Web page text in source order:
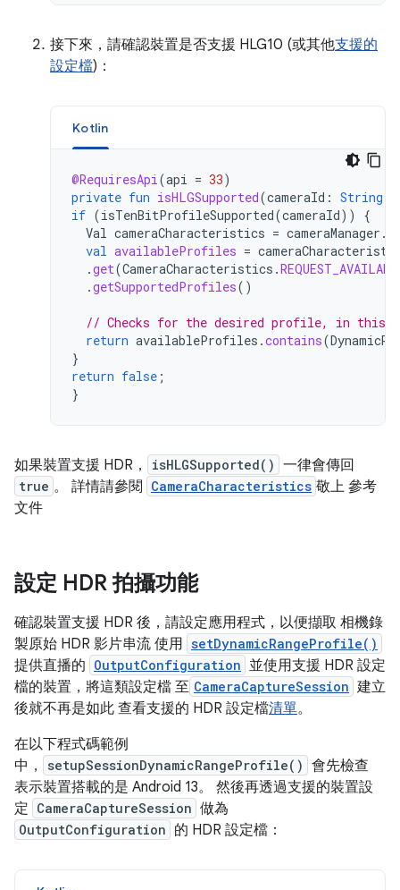
接下來，請確認裝置是否支援 HLG10 (或其他支援的
設定檔)：
Kotlin
@RequiresApi(api = 33)
private fun isHLGSupported(cameraId : String
if (isTenBitProfileSupported(cameraId))
{
Val cameraCharacteristics = cameraManager .
val availableProfiles =
.get(CameraCharacteristics .
.getSupportedProfiles()
// Checks for the desired profile, in this
return availableProfiles .contains(
}
return false ;
}
如果裝置支援 HDR， isHLGSupported() 一律會傳回
true 。 詳情請參閱 CameraCharacteristics 敬上 參考
文件
設定 HDR 拍攝功能
確認裝置支援 HDR 後，請設定應用程式，以便擷取 相機錄
製原始 HDR 影片串流 使用 setDynamicRangeProfile()
提供直播的 OutputConfiguration 並使用支援 HDR 設定
檔的裝置，將這類設定檔 至 CameraCaptureSession 建立
後就不再是如此 查看支援的 HDR 設定檔清單。
在以下程式碼範例
中，
setupSessionDynamicRangeProfile() 會先檢查
表示裝置搭載的是 Android 13。 然後再透過支援的裝置設
定 CameraCaptureSession 做為
OutputConfiguration 的 HDR 設定檔：